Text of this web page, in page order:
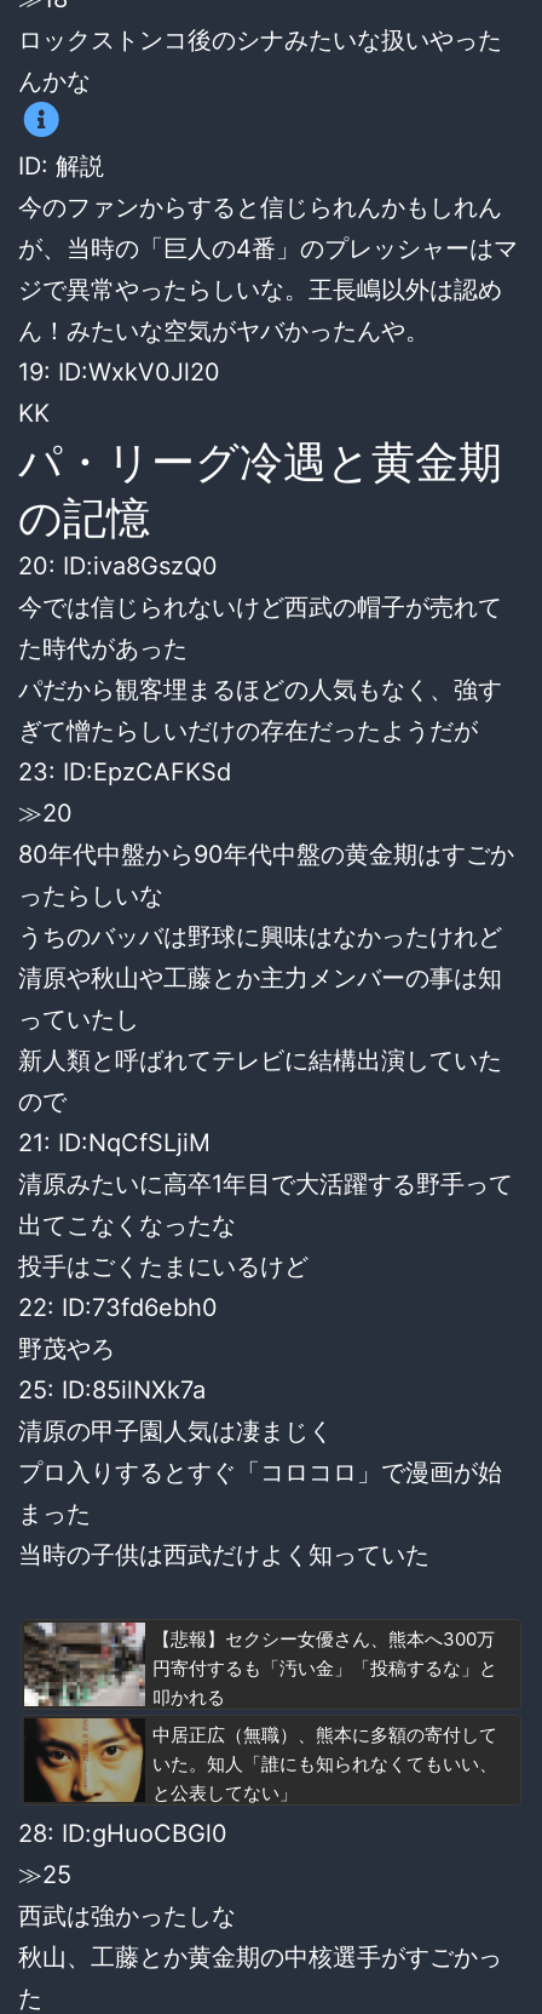
ロックストンコ後のシナみたいな扱いやった
んかな
ID: 解説
今のファンからすると信じられんかもしれん
が、当時の「巨人の4番」のプレッシャーはマ
ジで異常やったらしいな。王長嶋以外は認め
ん！みたいな空気がヤバかったんや。
19: ID:WxkV0Jl20
KK
パ・リーグ冷遇と黄金期
の記憶
20: ID:iva8GszQ0
今では信じられないけど西武の帽子が売れて
た時代があった
パだから観客埋まるほどの人気もなく、強す
ぎて憎たらしいだけの存在だったようだが
23: ID:EpzCAFKSd
≫20
80年代中盤から90年代中盤の黄金期はすごか
ったらしいな
うちのバッバは野球に興味はなかったけれど
清原や秋山や工藤とか主力メンバーの事は知
っていたし
新人類と呼ばれてテレビに結構出演していた
ので
21: ID:NqCfSLjiM
清原みたいに高卒1年目で大活躍する野手って
出てこなくなったな
投手はごくたまにいるけど
22: ID:73fd6ebh0
野茂やろ
25: ID:85ilNXk7a
清原の甲子園人気は凄まじく
プロ入りするとすぐ「コロコロ」で漫画が始
まった
当時の子供は西武だけよく知っていた
【悲報】セクシー女優さん、熊本へ300万
円寄付するも「汚い金」「投稿するな」と
叩かれる
中居正広（無職）、熊本に多額の寄付して
いた。知人「誰にも知られなくてもいい、
と公表してない」
28: ID:gHuoCBGl0
≫25
西武は強かったしな
秋山、工藤とか黄金期の中核選手がすごかっ
た